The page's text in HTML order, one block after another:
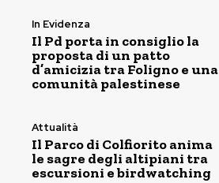
In Evidenza
Il Pd porta in consiglio la
proposta di un patto
d’amicizia tra Foligno e una
comunità palestinese
Attualità
Il Parco di Colfiorito anima
le sagre degli altipiani tra
escursioni e birdwatching